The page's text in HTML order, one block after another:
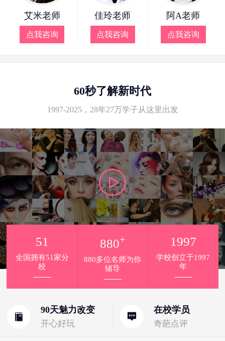
艾米老师
点我咨询
佳玲老师
点我咨询
阿A老师
点我咨询
60秒了解新时代
1997-2025，28年27万学子从这里出发
90天魅力改变
开心好玩
在校学员
奇葩点评
51
全国拥有51家分
校
880+
880多位名师为你
辅导
1997
学校创立于1997
年